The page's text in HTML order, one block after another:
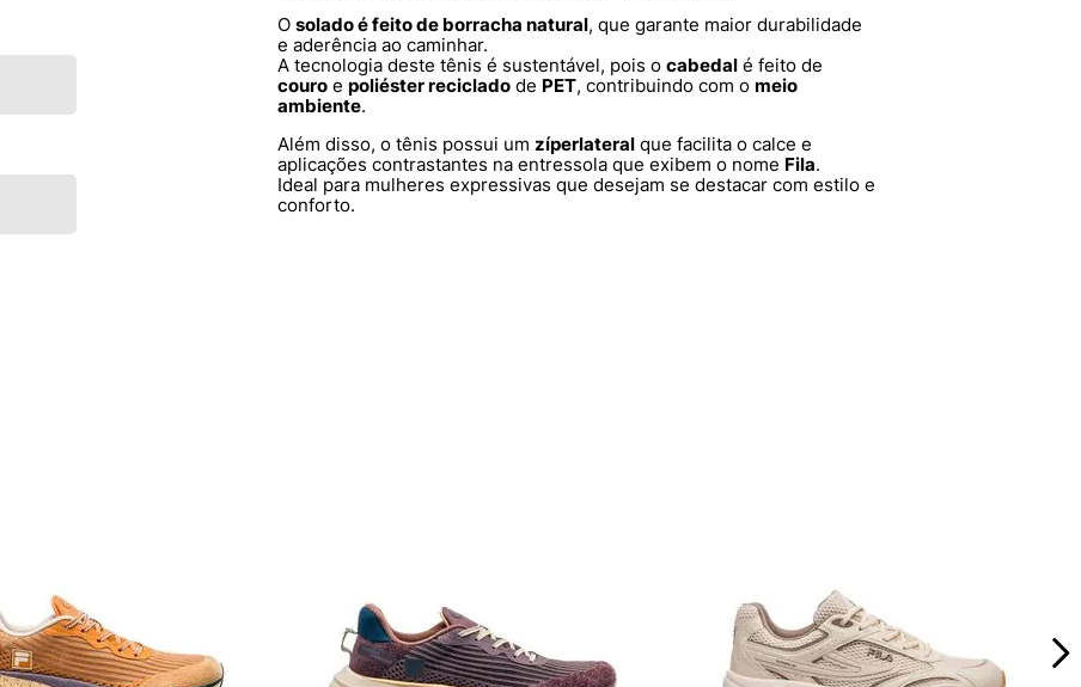
O solado é feito de borracha natural, que garante maior durabilidade
e aderência ao caminhar.
A tecnologia deste tênis é sustentável, pois o cabedal é feito de
couro e poliéster reciclado de PET, contribuindo com o meio
ambiente.
Além disso, o tênis possui um zíperlateral que facilita o calce e
aplicações contrastantes na entressola que exibem o nome Fila.
Ideal para mulheres expressivas que desejam se destacar com estilo e
conforto.